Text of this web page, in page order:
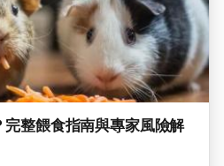
整餵食指南與專家風險解